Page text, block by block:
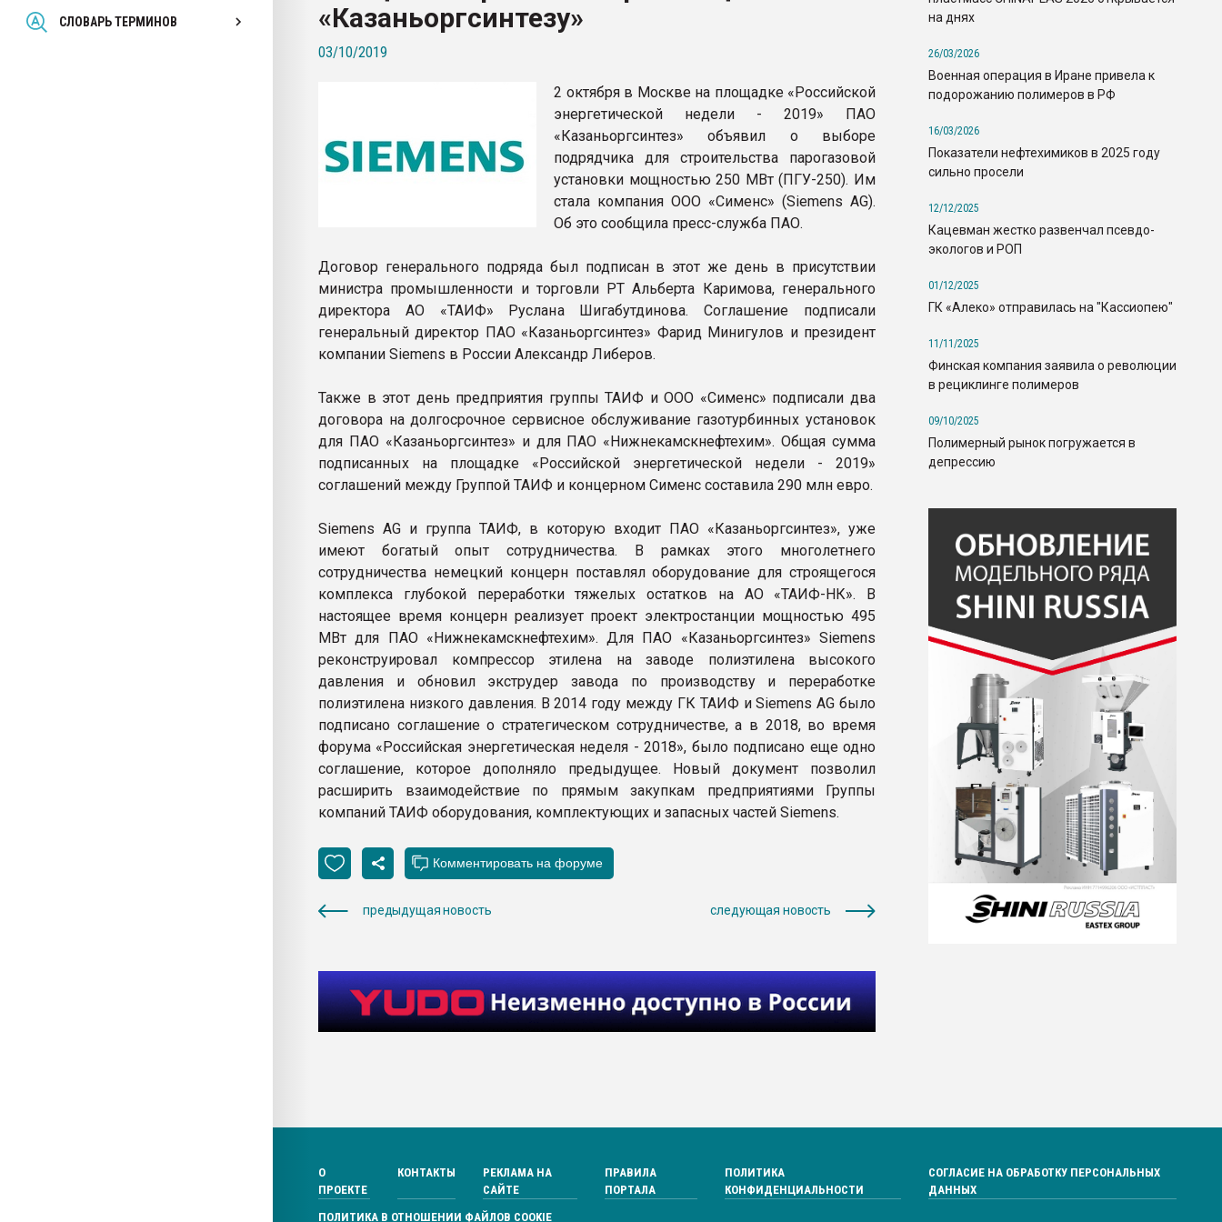
СЛОВАРЬ ТЕРМИНОВ
Всё, что касается выдува ПЭТ
«Казаньоргсинтезу»
03/10/2019
2 октября в Москве на площадке «Российской
энергетической недели - 2019» ПАО
«Казаньоргсинтез» объявил о выборе
подрядчика для строительства парогазовой
установки мощностью 250 МВт (ПГУ-250). Им
стала компания ООО «Сименс» (Siemens AG).
Об это сообщила пресс-служба ПАО.
Договор генерального подряда был подписан в этот же день в присутствии
министра промышленности и торговли РТ Альберта Каримова, генерального
директора АО «ТАИФ» Руслана Шигабутдинова. Соглашение подписали
генеральный директор ПАО «Казаньоргсинтез» Фарид Минигулов и президент
компании Siemens в России Александр Либеров.
Также в этот день предприятия группы ТАИФ и ООО «Сименс» подписали два
договора на долгосрочное сервисное обслуживание газотурбинных установок
для ПАО «Казаньоргсинтез» и для ПАО «Нижнекамскнефтехим». Общая сумма
подписанных на площадке «Российской энергетической недели - 2019»
соглашений между Группой ТАИФ и концерном Сименс составила 290 млн евро.
Siemens AG и группа ТАИФ, в которую входит ПАО «Казаньоргсинтез», уже
имеют богатый опыт сотрудничества. В рамках этого многолетнего
сотрудничества немецкий концерн поставлял оборудование для строящегося
комплекса глубокой переработки тяжелых остатков на АО «ТАИФ-НК». В
настоящее время концерн реализует проект электростанции мощностью 495
МВт для ПАО «Нижнекамскнефтехим». Для ПАО «Казаньоргсинтез» Siemens
реконструировал компрессор этилена на заводе полиэтилена высокого
давления и обновил экструдер завода по производству и переработке
полиэтилена низкого давления. В 2014 году между ГК ТАИФ и Siemens AG было
подписано соглашение о стратегическом сотрудничестве, а в 2018, во время
форума «Российская энергетическая неделя - 2018», было подписано еще одно
соглашение, которое дополняло предыдущее. Новый документ позволил
расширить взаимодействие по прямым закупкам предприятиями Группы
компаний ТАИФ оборудования, комплектующих и запасных частей Siemens.
предыдущая новость следующая новость
на днях
26/03/2026
Военная операция в Иране привела к
подорожанию полимеров в РФ
16/03/2026
Показатели нефтехимиков в 2025 году
сильно просели
12/12/2025
Кацевман жестко развенчал псевдо-
экологов и РОП
01/12/2025
ГК «Алеко» отправилась на "Кассиопею"
11/11/2025
Финская компания заявила о революции
в рециклинге полимеров
09/10/2025
Полимерный рынок погружается в
депрессию
О
ПРОЕКТЕ
КОНТАКТЫ
РЕКЛАМА НА
САЙТЕ
ПРАВИЛА
ПОРТАЛА
ПОЛИТИКА
КОНФИДЕНЦИАЛЬНОСТИ
СОГЛАСИЕ НА ОБРАБОТКУ ПЕРСОНАЛЬНЫХ
ДАННЫХ
ПОЛИТИКА В ОТНОШЕНИИ ФАЙЛОВ COOKIE